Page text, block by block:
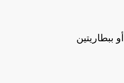
ببطاريتين